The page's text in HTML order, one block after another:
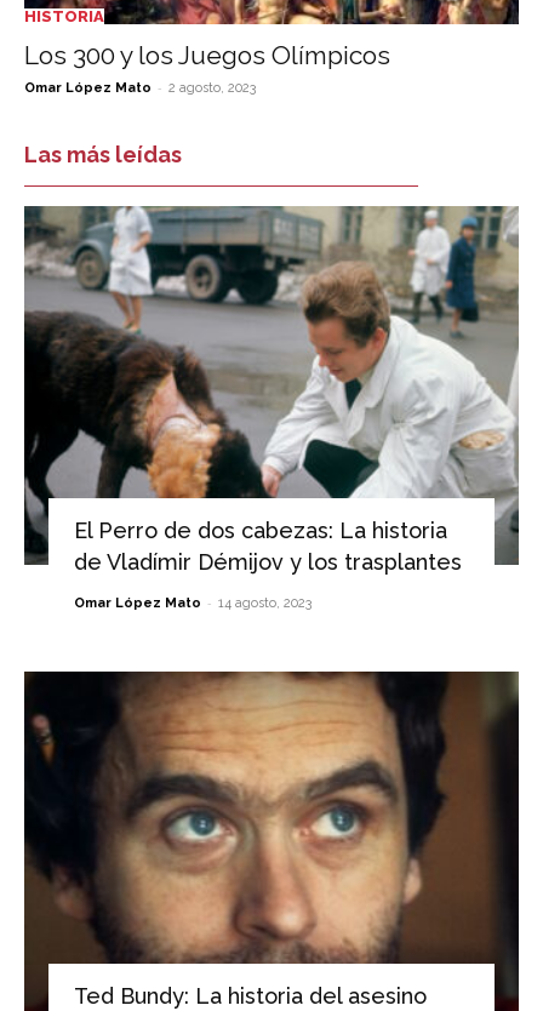
HISTORIA
Los 300 y los Juegos Olímpicos
Omar López Mato - 2 agosto, 2023
Las más leídas
El Perro de dos cabezas: La historia
de Vladímir Démijov y los trasplantes
Omar López Mato - 14 agosto, 2023
Ted Bundy: La historia del asesino